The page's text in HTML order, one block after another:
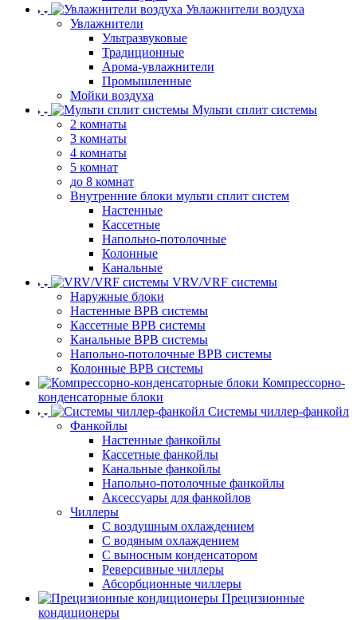
Увлажнители воздуха
Увлажнители
Ультразвуковые
Традиционные
Арома-увлажнители
Промышленные
Мойки воздуха
Мульти сплит системы
2 комнаты
3 комнаты
4 комнаты
5 комнат
до 8 комнат
Внутренние блоки мульти сплит систем
Настенные
Кассетные
Напольно-потолочные
Колонные
Канальные
VRV/VRF системы
Наружные блоки
Настенные ВРВ системы
Кассетные ВРВ системы
Канальные ВРВ системы
Напольно-потолочные ВРВ системы
Колонные ВРВ системы
Компрессорно-
конденсаторные блоки
Системы чиллер-фанкойл
Фанкойлы
Настенные фанкойлы
Кассетные фанкойлы
Канальные фанкойлы
Напольно-потолочные фанкойлы
Аксессуары для фанкойлов
Чиллеры
С воздушным охлаждением
С водяным охлаждением
С выносным конденсатором
Реверсивные чиллеры
Абсорбционные чиллеры
Прецизионные
кондиционеры